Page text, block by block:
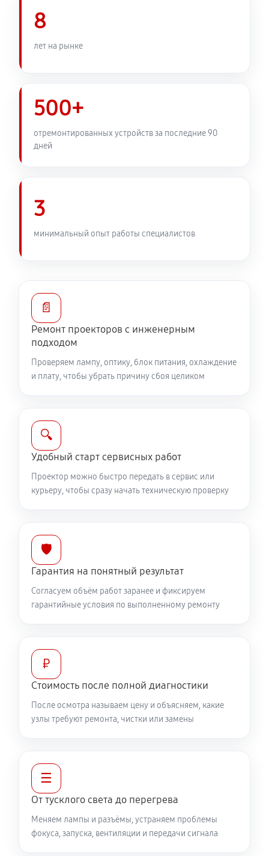
8
лет на рынке
500+
отремонтированных устройств за последние 90
дней
3
минимальный опыт работы специалистов
📄
Ремонт проекторов с инженерным
подходом
Проверяем лампу, оптику, блок питания, охлаждение
и плату, чтобы убрать причину сбоя целиком
🔍
Удобный старт сервисных работ
Проектор можно быстро передать в сервис или
курьеру, чтобы сразу начать техническую проверку
🛡️
Гарантия на понятный результат
Согласуем объём работ заранее и фиксируем
гарантийные условия по выполненному ремонту
₽
Стоимость после полной диагностики
После осмотра называем цену и объясняем, какие
узлы требуют ремонта, чистки или замены
☰
От тусклого света до перегрева
Меняем лампы и разъёмы, устраняем проблемы
фокуса, запуска, вентиляции и передачи сигнала